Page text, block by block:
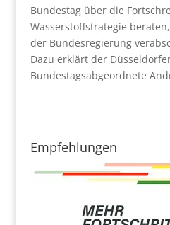
Bundestag über die
Wasserstoffstrategie
der Bundesregierung
Dazu erklärt der
Bundestagsabgeordnete
Empfehlungen